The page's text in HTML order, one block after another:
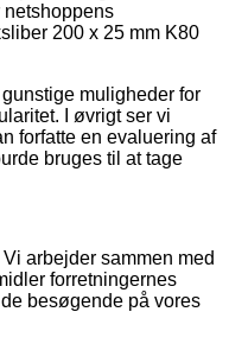
netshoppens
200 x 25 mm K80
muligheder for
I øvrigt ser vi
forfatte en evaluering af
bruges til at tage
arbejder sammen med
forretningernes
besøgende på vores